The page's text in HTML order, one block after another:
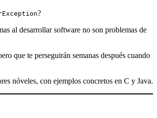
?
al desarrollar software no son problemas de
que te perseguirán semanas después cuando
nóveles, con ejemplos concretos en C y Java.